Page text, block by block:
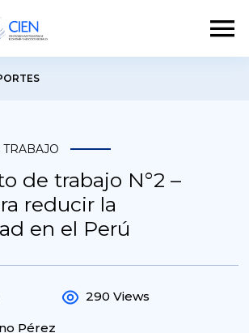
de trabajo N°2 –
reducir la
en el Perú
Pérez
290 Views